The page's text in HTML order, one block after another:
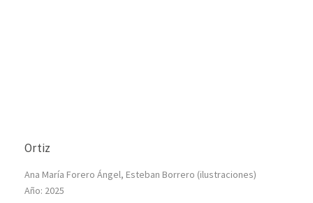
Ortiz
Ana María Forero Ángel, Esteban Borrero (ilustraciones)
Año: 2025